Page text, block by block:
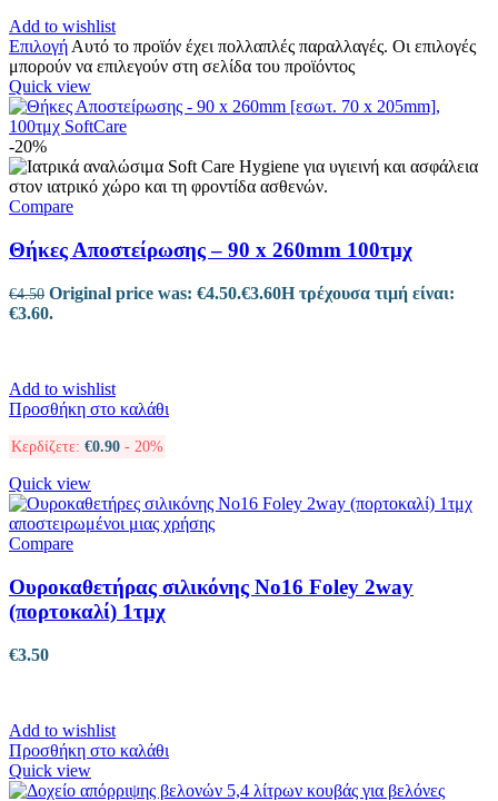
Add to wishlist
Επιλογή Αυτό το προϊόν έχει πολλαπλές παραλλαγές. Οι επιλογές
μπορούν να επιλεγούν στη σελίδα του προϊόντος
Quick view
-20%
Compare
Θήκες Αποστείρωσης – 90 x 260mm 100τμχ
€4.50 Original price was: €4.50.€3.60Η τρέχουσα τιμή είναι:
€3.60.
Add to wishlist
Προσθήκη στο καλάθι
Κερδίζετε: €0.90 - 20%
Quick view
Compare
Ουροκαθετήρας σιλικόνης No16 Foley 2way
(πορτοκαλί) 1τμχ
€3.50
Add to wishlist
Προσθήκη στο καλάθι
Quick view